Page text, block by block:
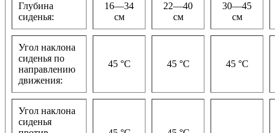
Глубина
сиденья:
16—34
см
22—40
см
30—45
см
Угол наклона
сиденья по
направлению
движения:
45 °C 45 °C 45 °C
Угол наклона
сиденья